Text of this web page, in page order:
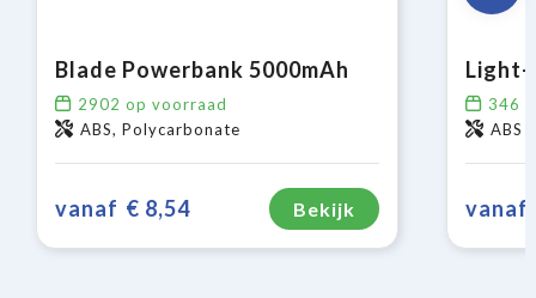
Blade Powerbank 5000mAh
2902 op voorraad
ABS, Polycarbonate
vanaf € 8,54 Bekijk
346
ABS
vanaf